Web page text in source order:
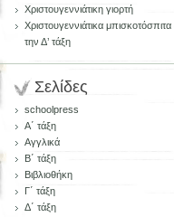
Χριστουγεννιάτικη γιορτή
Χριστουγεννιάτικα
την Δ’ τάξη
Σελίδες
schoolpress
Α΄ τάξη
Αγγλικά
Β΄ τάξη
Βιβλιοθήκη
Γ΄ τάξη
Δ΄ τάξη